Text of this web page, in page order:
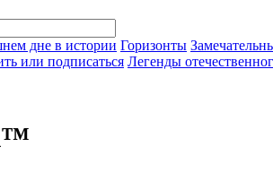
дне в истории Горизонты
или подписаться Легенды